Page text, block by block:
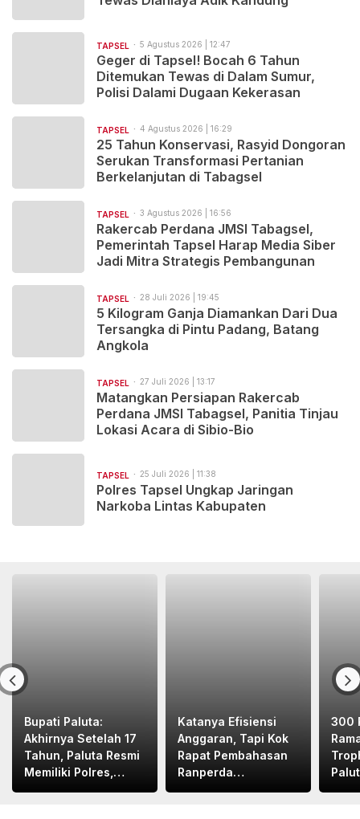
TAPSEL 5 Agustus 2026 | 12:47
Geger di Tapsel! Bocah 6 Tahun
Ditemukan Tewas di Dalam Sumur,
Polisi Dalami Dugaan Kekerasan
TAPSEL 4 Agustus 2026 | 16:29
25 Tahun Konservasi, Rasyid Dongoran
Serukan Transformasi Pertanian
Berkelanjutan di Tabagsel
TAPSEL 3 Agustus 2026 | 16:56
Rakercab Perdana JMSI Tabagsel,
Pemerintah Tapsel Harap Media Siber
Jadi Mitra Strategis Pembangunan
TAPSEL 28 Juli 2026 | 19:45
5 Kilogram Ganja Diamankan Dari Dua
Tersangka di Pintu Padang, Batang
Angkola
TAPSEL 27 Juli 2026 | 13:17
Matangkan Persiapan Rakercab
Perdana JMSI Tabagsel, Panitia Tinjau
Lokasi Acara di Sibio-Bio
TAPSEL 25 Juli 2026 | 11:38
Polres Tapsel Ungkap Jaringan
Narkoba Lintas Kabupaten
Bupati Paluta:
Akhirnya Setelah 17
Tahun, Paluta Resmi
Memiliki Polres,
Katanya Efisiensi
Anggaran, Tapi Kok
Rapat Pembahasan
Ranperda
300